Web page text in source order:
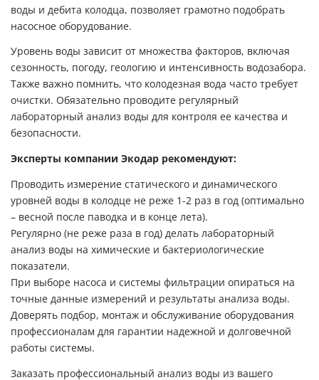
воды и дебита колодца, позволяет грамотно подобрать
насосное оборудование.
Уровень воды зависит от множества факторов, включая
сезонность, погоду, геологию и интенсивность водозабора.
Также важно помнить, что колодезная вода часто требует
очистки. Обязательно проводите регулярный
лабораторный анализ воды для контроля ее качества и
безопасности.
Эксперты компании Экодар рекомендуют:
Проводить измерение статического и динамического
уровней воды в колодце не реже 1-2 раз в год (оптимально
– весной после паводка и в конце лета).
Регулярно (не реже раза в год) делать лабораторный
анализ воды на химические и бактериологические
показатели.
При выборе насоса и системы фильтрации опираться на
точные данные измерений и результаты анализа воды.
Доверять подбор, монтаж и обслуживание оборудования
профессионалам для гарантии надежной и долговечной
работы системы.
Заказать профессиональный анализ воды из вашего